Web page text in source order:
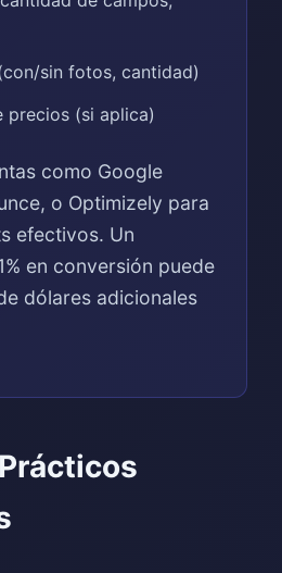
sin fotos, cantidad)
precios (si aplica)
como Google
o Optimizely para
efectivos. Un
en conversión puede
dólares adicionales